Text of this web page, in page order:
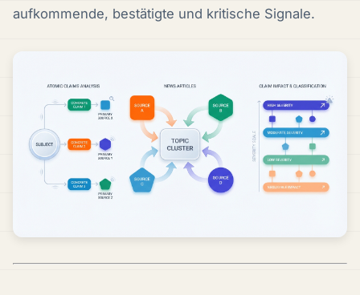
aufkommende, bestätigte und kritische Signale.